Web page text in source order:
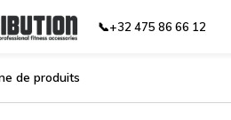
📞+32 475 86 66 12
de produits